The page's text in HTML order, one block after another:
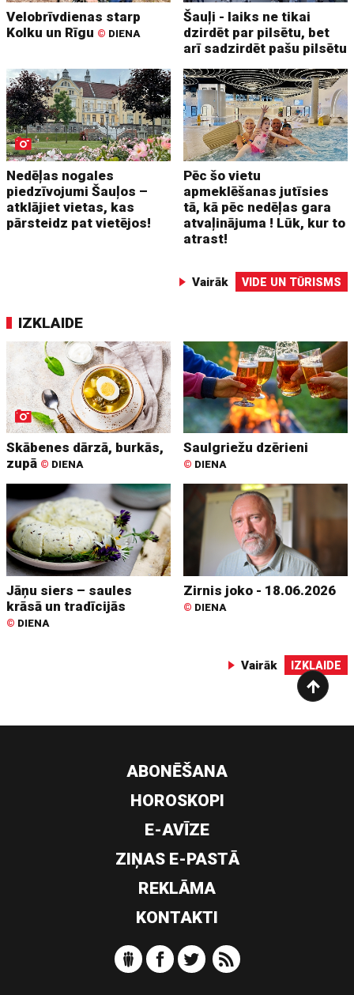
Velobrīvdienas starp
Kolku un Rīgu © DIENA
Šauļi - laiks ne tikai
dzirdēt par pilsētu, bet
arī sadzirdēt pašu pilsētu
Nedēļas nogales
piedzīvojumi Šauļos –
atklājiet vietas, kas
pārsteidz pat vietējos!
Pēc šo vietu
apmeklēšanas jutīsies
tā, kā pēc nedēļas gara
atvaļinājuma ! Lūk, kur to
atrast!
Vairāk VIDE UN TŪRISMS
IZKLAIDE
Skābenes dārzā, burkās,
zupā © DIENA
Saulgriežu dzērieni
© DIENA
Jāņu siers – saules
krāsā un tradīcijās
© DIENA
Zirnis joko - 18.06.2026
© DIENA
Vairāk IZKLAIDE
ABONĒŠANA
HOROSKOPI
E-AVĪZE
ZIŅAS E-PASTĀ
REKLĀMA
KONTAKTI